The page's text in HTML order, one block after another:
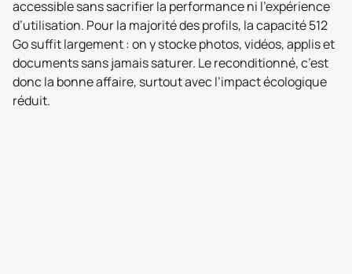
accessible sans sacrifier la performance ni l’expérience
d’utilisation. Pour la majorité des profils, la capacité 512
Go suffit largement : on y stocke photos, vidéos, applis et
documents sans jamais saturer. Le reconditionné, c’est
donc la bonne affaire, surtout avec l’impact écologique
réduit.